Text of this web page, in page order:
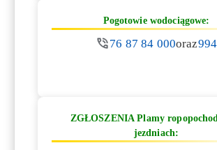
Pogotowie wodociągowe:
76 87 84 000oraz994
ZGŁOSZENIA Plamy
jezdniach: